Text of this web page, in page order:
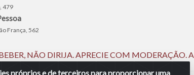
próprios e de terceiros para proporcionar uma
479
França, 562
NÃO DIRIJA. APRECIE COM MODERAÇÃO.